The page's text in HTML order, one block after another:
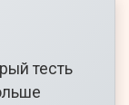
тесть